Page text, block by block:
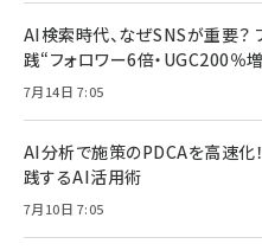
AI検索時代、なぜSNSが重要？
践“フォロワー6倍・UGC200％
7月14日 7:05
AI分析で施策のPDCAを高速
践するAI活用術
7月10日 7:05